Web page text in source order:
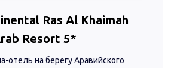
отель на берегу Аравийского
Ras Al Khaimah
Resort 5*